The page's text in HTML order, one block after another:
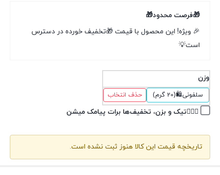
🎁فرصت محدود🎁
🎉 ویژه! این محصول با قیمت 🎁تخفیف خورده در دسترس
است💡
وزن
سلفونی🛍(20 گرم) حذف انتخاب
👉🏽✅تیک و بزن، تخفیف‌ها برات پیامک میشن
تاریخچه قیمت این کالا هنوز ثبت نشده است.